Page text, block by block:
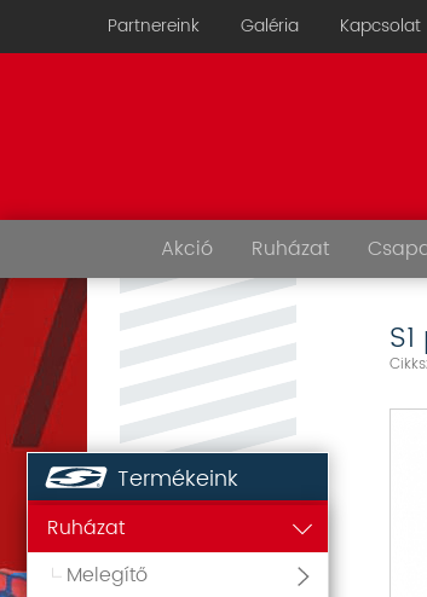
Partnereink Galéria Kapcsolat
Akció Ruházat
Termékeink
Ruházat
Melegítő